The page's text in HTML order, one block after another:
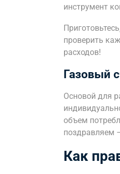
инструмент
проверить
расходов!
Газовый
Основой для
объем
поздравляем
Как